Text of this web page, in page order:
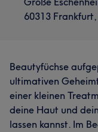
60313
Beautyfüchse
ultimativen
einer kleinen
deine Haut und
lassen kannst. Im